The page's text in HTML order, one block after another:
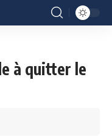
à quitter le